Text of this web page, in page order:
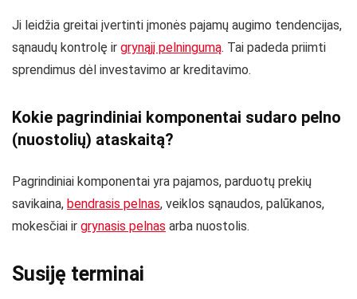
Ji leidžia greitai įvertinti įmonės pajamų augimo tendencijas,
sąnaudų kontrolę ir grynąjį pelningumą. Tai padeda priimti
sprendimus dėl investavimo ar kreditavimo.
Kokie pagrindiniai komponentai sudaro pelno
(nuostolių) ataskaitą?
Pagrindiniai komponentai yra pajamos, parduotų prekių
savikaina, bendrasis pelnas, veiklos sąnaudos, palūkanos,
mokesčiai ir grynasis pelnas arba nuostolis.
Susiję terminai